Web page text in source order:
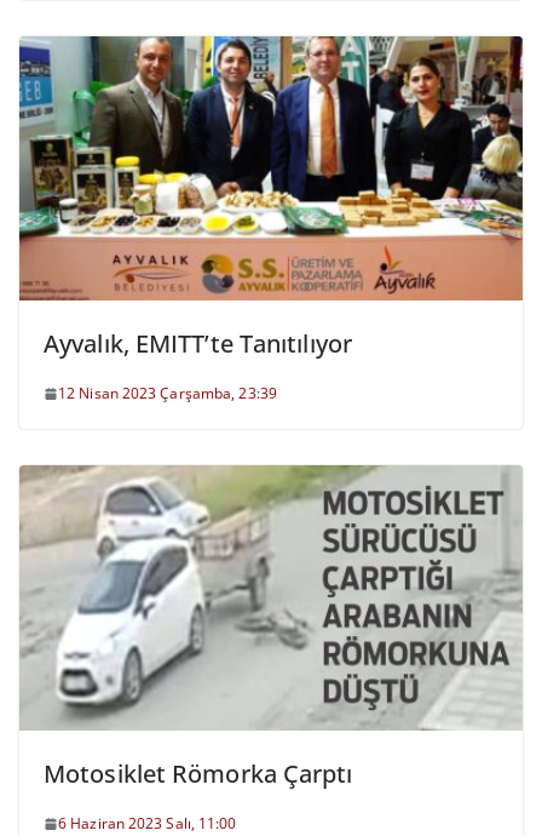
Ayvalık, EMITT’te Tanıtılıyor
12 Nisan 2023 Çarşamba, 23:39
Motosiklet Römorka Çarptı
6 Haziran 2023 Salı, 11:00